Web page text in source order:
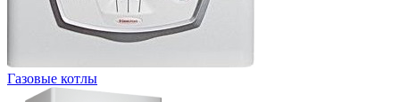
Газовые котлы